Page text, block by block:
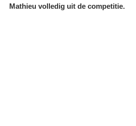
Mathieu volledig uit de competitie.